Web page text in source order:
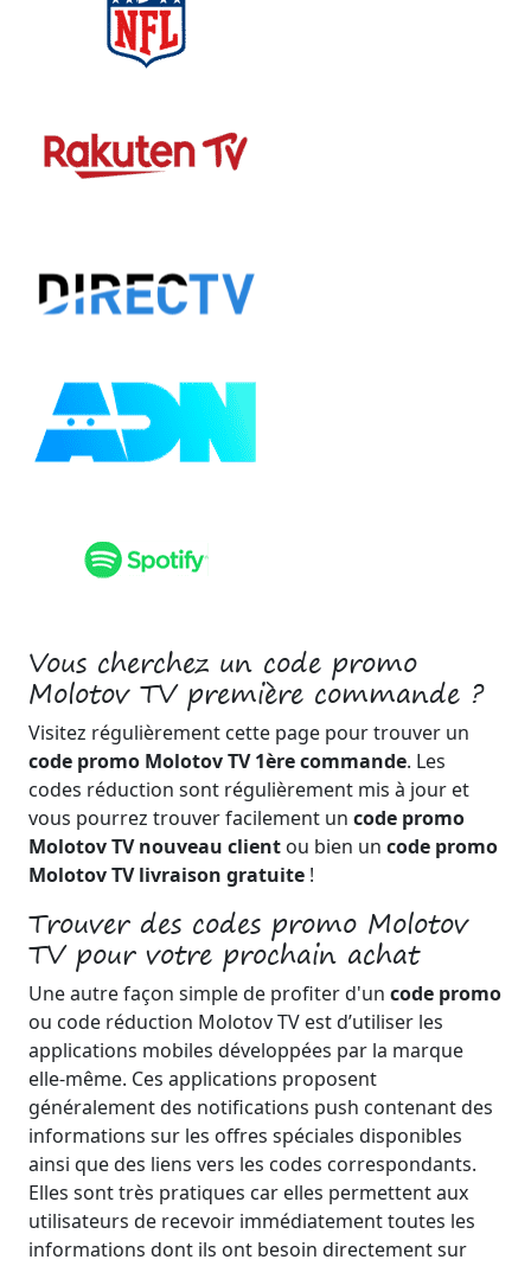
Vous cherchez un code promo
Molotov TV première commande ?
Visitez régulièrement cette page pour trouver un
code promo Molotov TV 1ère commande. Les
codes réduction sont régulièrement mis à jour et
vous pourrez trouver facilement un code promo
Molotov TV nouveau client ou bien un code promo
Molotov TV livraison gratuite !
Trouver des codes promo Molotov
TV pour votre prochain achat
Une autre façon simple de profiter d'un code promo
ou code réduction Molotov TV est d’utiliser les
applications mobiles développées par la marque
elle-même. Ces applications proposent
généralement des notifications push contenant des
informations sur les offres spéciales disponibles
ainsi que des liens vers les codes correspondants.
Elles sont très pratiques car elles permettent aux
utilisateurs de recevoir immédiatement toutes les
informations dont ils ont besoin directement sur